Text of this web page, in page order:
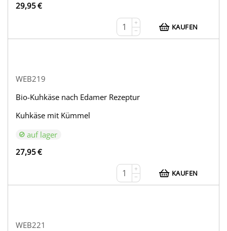
29,95€
+
−
KAUFEN
WEB219
Bio-Kuhkäse nach Edamer Rezeptur
Kuhkäse mit Kümmel
auf lager
27,95€
+
−
KAUFEN
WEB221